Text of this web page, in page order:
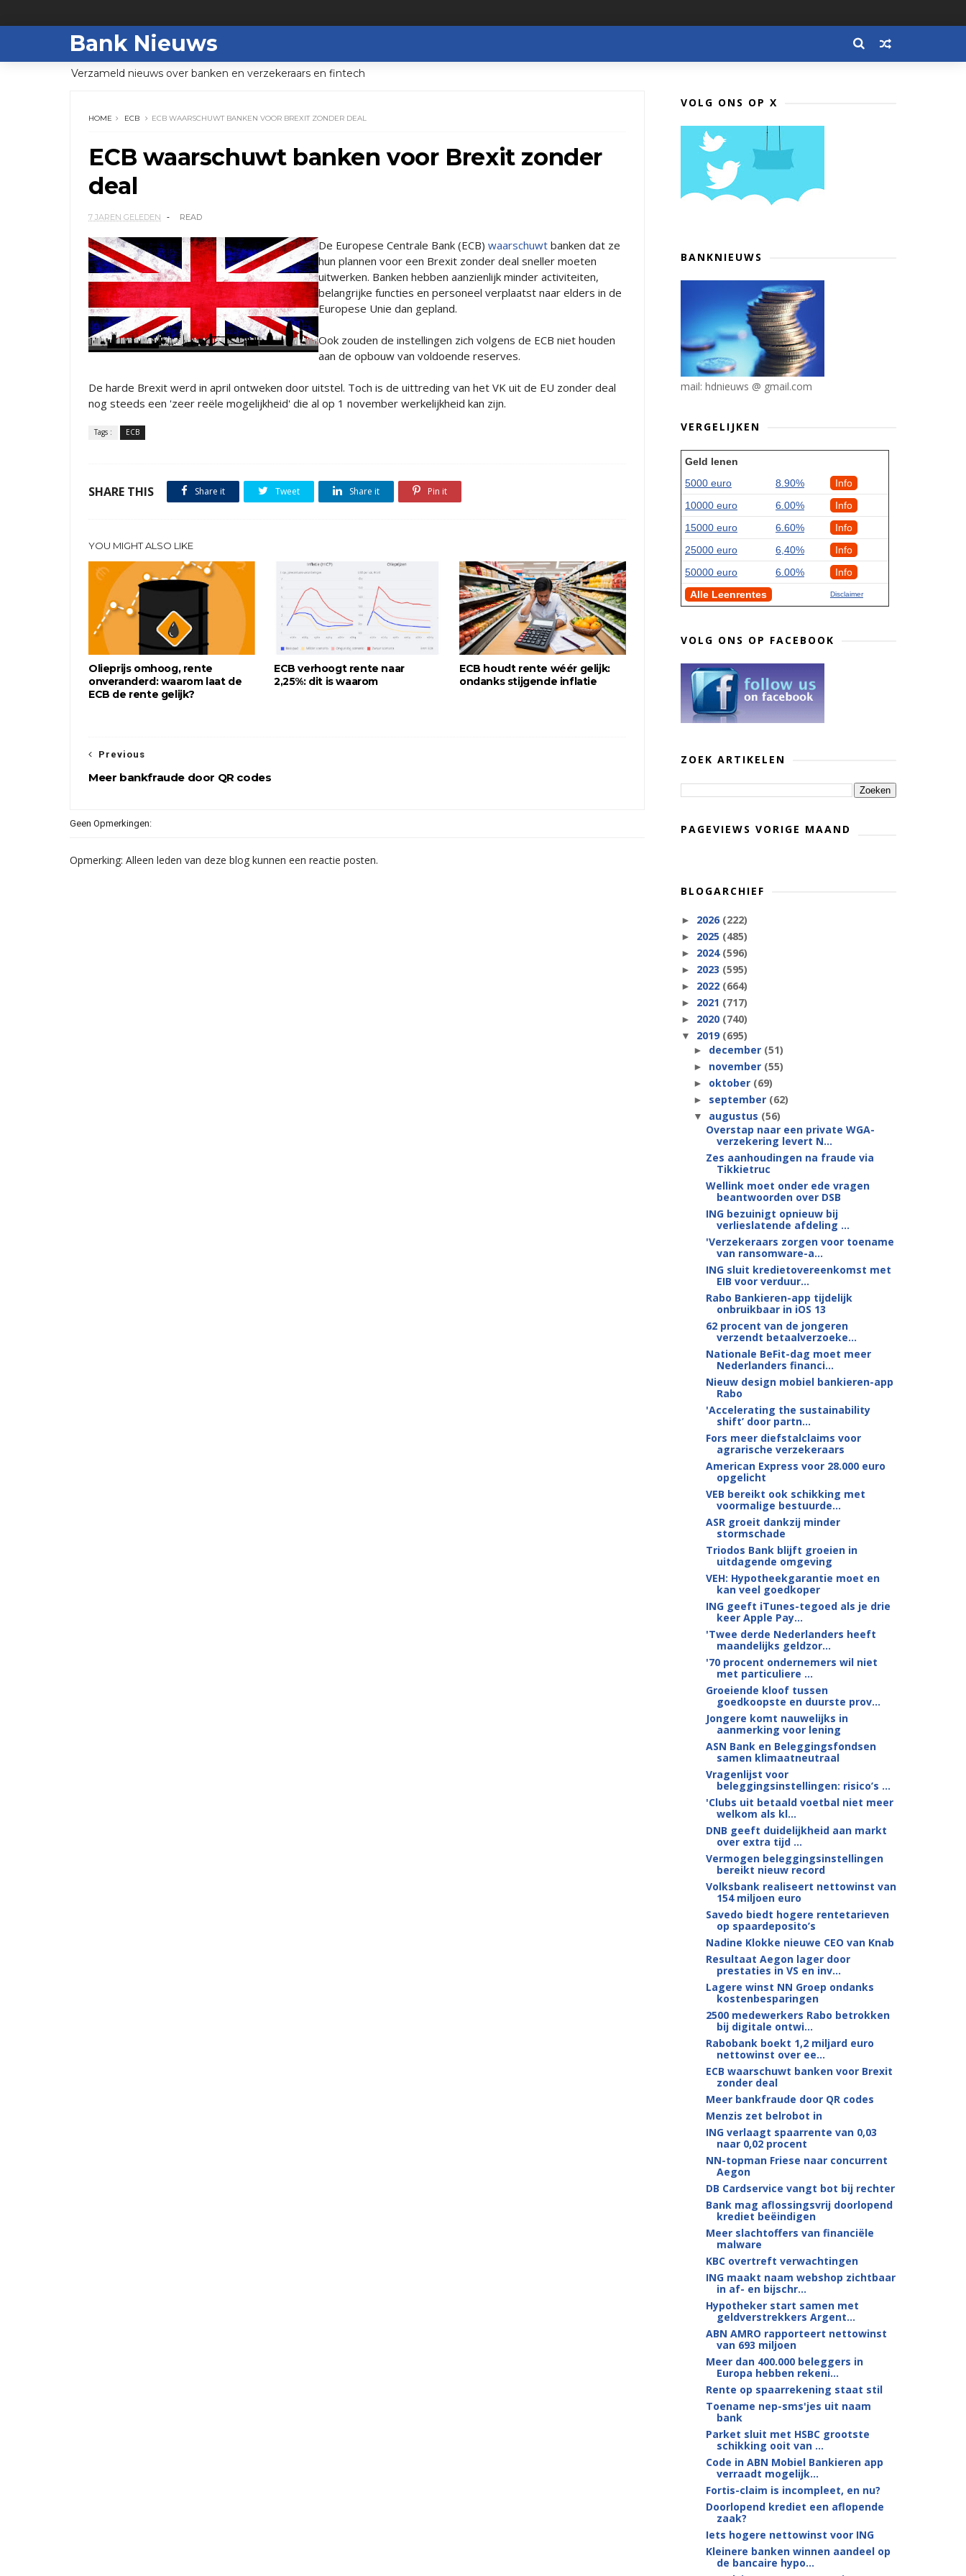
Bank Nieuws
Verzameld nieuws over banken en verzekeraars en fintech
HOME ECB ECB WAARSCHUWT BANKEN VOOR BREXIT ZONDER DEAL
ECB waarschuwt banken voor Brexit zonder
deal
7 JAREN GELEDEN READ
De Europese Centrale Bank (ECB) waarschuwt banken dat ze
hun plannen voor een Brexit zonder deal sneller moeten
uitwerken. Banken hebben aanzienlijk minder activiteiten,
belangrijke functies en personeel verplaatst naar elders in de
Europese Unie dan gepland.
Ook zouden de instellingen zich volgens de ECB niet houden
aan de opbouw van voldoende reserves.
De harde Brexit werd in april ontweken door uitstel. Toch is de uittreding van het VK uit de EU zonder deal
nog steeds een 'zeer reële mogelijkheid' die al op 1 november werkelijkheid kan zijn.
Tags : ECB
SHARE THIS Share it Tweet Share it Pin it
YOU MIGHT ALSO LIKE
Olieprijs omhoog, rente
onveranderd: waarom laat de
ECB de rente gelijk?
ECB verhoogt rente naar
2,25%: dit is waarom
ECB houdt rente wéér gelijk:
ondanks stijgende inflatie
Previous
Meer bankfraude door QR codes
Geen Opmerkingen:
Opmerking: Alleen leden van deze blog kunnen een reactie posten.
VOLG ONS OP X
BANKNIEUWS
mail: hdnieuws @ gmail.com
VERGELIJKEN
Geld lenen
5000 euro
8.90%
Info
10000 euro
6.00%
Info
15000 euro
6.60%
Info
25000 euro
6,40%
Info
50000 euro
6.00%
Info
Alle Leenrentes
Disclaimer
VOLG ONS OP FACEBOOK
ZOEK ARTIKELEN
PAGEVIEWS VORIGE MAAND
BLOGARCHIEF
► 2026 (222)
► 2025 (485)
► 2024 (596)
► 2023 (595)
► 2022 (664)
► 2021 (717)
► 2020 (740)
▼ 2019 (695)
► december (51)
► november (55)
► oktober (69)
► september (62)
▼ augustus (56)
Overstap naar een private WGA-
verzekering levert N...
Zes aanhoudingen na fraude via
Tikkietruc
Wellink moet onder ede vragen
beantwoorden over DSB
ING bezuinigt opnieuw bij
verlieslatende afdeling ...
'Verzekeraars zorgen voor toename
van ransomware-a...
ING sluit kredietovereenkomst met
EIB voor verduur...
Rabo Bankieren-app tijdelijk
onbruikbaar in iOS 13
62 procent van de jongeren
verzendt betaalverzoeke...
Nationale BeFit-dag moet meer
Nederlanders financi...
Nieuw design mobiel bankieren-app
Rabo
'Accelerating the sustainability
shift’ door partn...
Fors meer diefstalclaims voor
agrarische verzekeraars
American Express voor 28.000 euro
opgelicht
VEB bereikt ook schikking met
voormalige bestuurde...
ASR groeit dankzij minder
stormschade
Triodos Bank blijft groeien in
uitdagende omgeving
VEH: Hypotheekgarantie moet en
kan veel goedkoper
ING geeft iTunes-tegoed als je drie
keer Apple Pay...
'Twee derde Nederlanders heeft
maandelijks geldzor...
'70 procent ondernemers wil niet
met particuliere ...
Groeiende kloof tussen
goedkoopste en duurste prov...
Jongere komt nauwelijks in
aanmerking voor lening
ASN Bank en Beleggingsfondsen
samen klimaatneutraal
Vragenlijst voor
beleggingsinstellingen: risico’s ...
'Clubs uit betaald voetbal niet meer
welkom als kl...
DNB geeft duidelijkheid aan markt
over extra tijd ...
Vermogen beleggingsinstellingen
bereikt nieuw record
Volksbank realiseert nettowinst van
154 miljoen euro
Savedo biedt hogere rentetarieven
op spaardeposito’s
Nadine Klokke nieuwe CEO van Knab
Resultaat Aegon lager door
prestaties in VS en inv...
Lagere winst NN Groep ondanks
kostenbesparingen
2500 medewerkers Rabo betrokken
bij digitale ontwi...
Rabobank boekt 1,2 miljard euro
nettowinst over ee...
ECB waarschuwt banken voor Brexit
zonder deal
Meer bankfraude door QR codes
Menzis zet belrobot in
ING verlaagt spaarrente van 0,03
naar 0,02 procent
NN-topman Friese naar concurrent
Aegon
DB Cardservice vangt bot bij rechter
Bank mag aflossingsvrij doorlopend
krediet beëindigen
Meer slachtoffers van financiële
malware
KBC overtreft verwachtingen
ING maakt naam webshop zichtbaar
in af- en bijschr...
Hypotheker start samen met
geldverstrekkers Argent...
ABN AMRO rapporteert nettowinst
van 693 miljoen
Meer dan 400.000 beleggers in
Europa hebben rekeni...
Rente op spaarrekening staat stil
Toename nep-sms'jes uit naam
bank
Parket sluit met HSBC grootste
schikking ooit van ...
Code in ABN Mobiel Bankieren app
verraadt mogelijk...
Fortis-claim is incompleet, en nu?
Doorlopend krediet een aflopende
zaak?
Iets hogere nettowinst voor ING
Kleinere banken winnen aandeel op
de bancaire hypo...